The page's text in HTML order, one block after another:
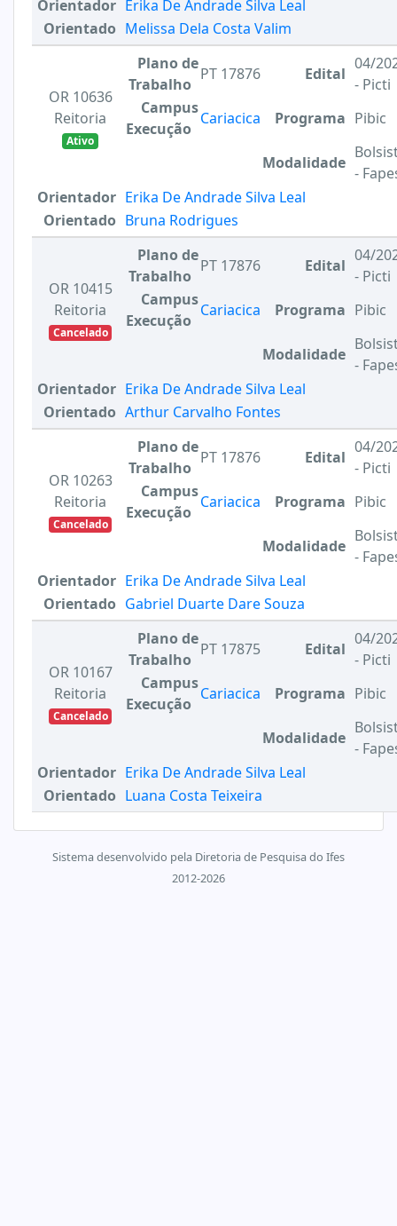
Orientador Erika De Andrade Silva Leal
Orientado Melissa Dela Costa Valim
OR 10636
Reitoria
Ativo
Plano de
Trabalho
PT 17876 Edital
04/
- Picti
Campus
Execução
Cariacica Programa Pibic
Modalidade
-
Orientador Erika De Andrade Silva Leal
Orientado Bruna Rodrigues
OR 10415
Reitoria
Cancelado
Plano de
Trabalho
PT 17876 Edital
04/
- Picti
Campus
Execução
Cariacica Programa Pibic
Modalidade
-
Orientador Erika De Andrade Silva Leal
Orientado Arthur Carvalho Fontes
OR 10263
Reitoria
Cancelado
Plano de
Trabalho
PT 17876 Edital
04/
- Picti
Campus
Execução
Cariacica Programa Pibic
Modalidade
-
Orientador Erika De Andrade Silva Leal
Orientado Gabriel Duarte Dare Souza
OR 10167
Reitoria
Cancelado
Plano de
Trabalho
PT 17875 Edital
04/
- Picti
Campus
Execução
Cariacica Programa Pibic
Modalidade
-
Orientador Erika De Andrade Silva Leal
Orientado Luana Costa Teixeira
Sistema desenvolvido pela Diretoria de Pesquisa do Ifes
2012-2026